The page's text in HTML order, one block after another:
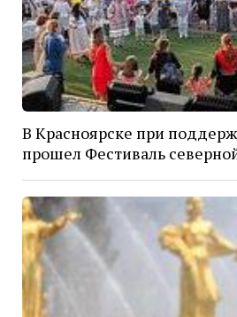
В Красноярске при
прошел Фестиваль